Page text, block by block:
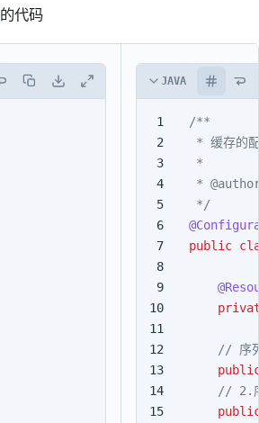
的代码
JAVA
1
2
3
4
5
6
7
8
9
10
11
12
13
14
15
*/
public